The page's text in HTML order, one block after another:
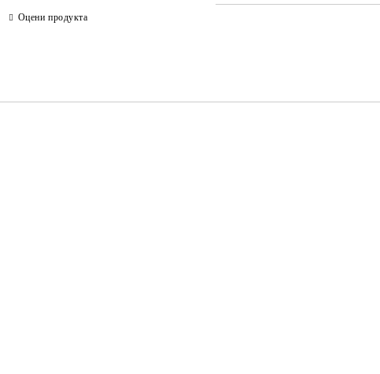
Оцени продукта